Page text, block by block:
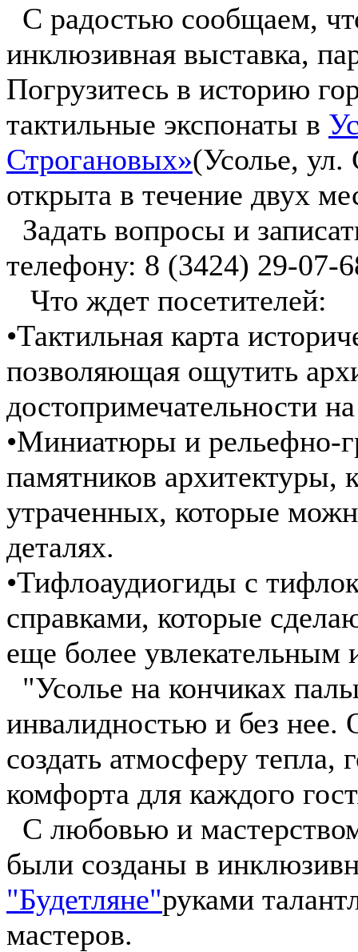
С радостью сообщаем,
инклюзивная выставка,
Погрузитесь в историю
тактильные экспонаты в
Строгановых»(Усолье, ул.
открыта в течение двух
Задать вопросы и
телефону: 8 (3424) 29-07-
️ Что ждет посетителей:
•Тактильная карта
позволяющая ощутить
достопримечательности
•Миниатюры и рельефно-
памятников
утраченных, которые
деталях.
•Тифлоаудиогиды с
справками, которые
еще более увлекательным
"Усолье на кончиках
инвалидностью и без нее.
создать атмосферу тепла,
комфорта для каждого
С любовью и
были созданы в
"Будетляне"руками
мастеров.